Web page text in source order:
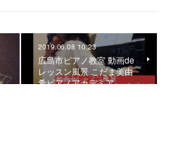
2019.06.08 10:23
広島市ピアノ教室 動画de
レッスン風景 こだま美由
希ピアノアカデミア